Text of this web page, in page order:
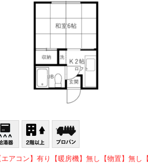
エアコン】有り【暖房機】無し【物置】無し